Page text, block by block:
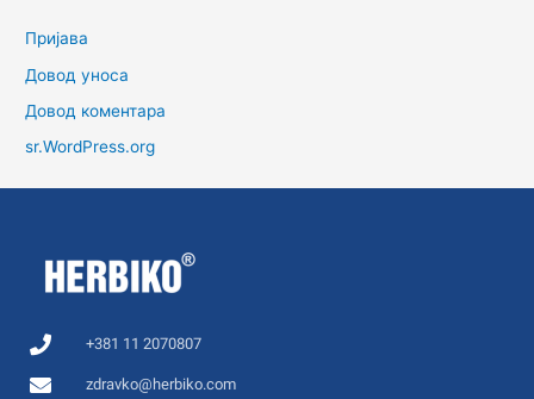
Пријава
Довод уноса
Довод коментара
sr.WordPress.org
+381 11 2070807
zdravko@herbiko.com